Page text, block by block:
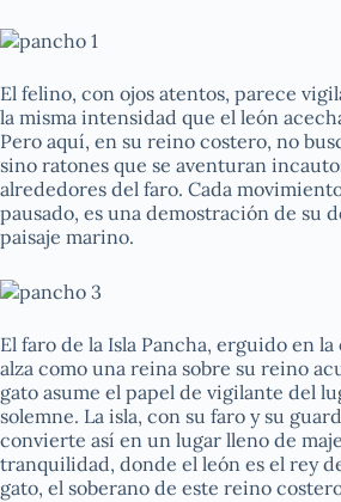
El felino, con ojos atentos, parece
la misma intensidad que el león
Pero aquí, en su reino costero, no
sino ratones que se aventuran
alrededores del faro. Cada
pausado, es una demostración de su
paisaje marino.
El faro de la Isla Pancha, erguido en la
alza como una reina sobre su reino
gato asume el papel de vigilante del
solemne. La isla, con su faro y su
convierte así en un lugar lleno de
tranquilidad, donde el león es el rey
gato, el soberano de este reino